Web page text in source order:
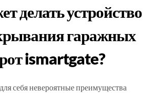
делать устройство
гаражных
ismartgate?
себя невероятные преимущества